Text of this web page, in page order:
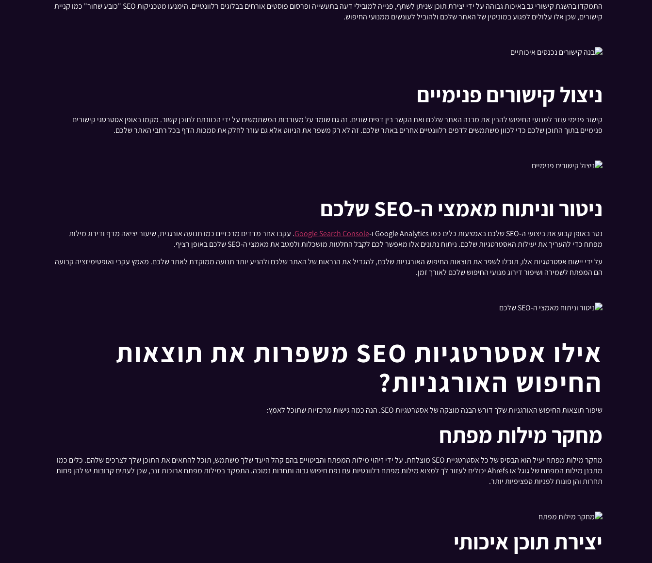
התמקדו בהשגת קישורי גב באיכות גבוהה על ידי יצירת תוכן שניתן לשתף, פנייה למובילי דעה בתעשייה ופרסום פוסטים אורחים בבלוגים רלוונטיים. הימנעו מטכניקות SEO "כובע שחור" כמו קניית
קישורים, שכן אלו עלולים לפגוע במוניטין של האתר שלכם ולהוביל לעונשים ממנועי החיפוש.
ניצול קישורים פנימיים
קישור פנימי עוזר למנועי החיפוש להבין את מבנה האתר שלכם ואת הקשר בין דפים שונים. זה גם שומר על מעורבות המשתמשים על ידי הכוונתם לתוכן קשור. מקמו באופן אסטרטגי קישורים
פנימיים בתוך התוכן שלכם כדי לכוון משתמשים לדפים רלוונטיים אחרים באתר שלכם. זה לא רק משפר את הניווט אלא גם עוזר לחלק את סמכות הדף בכל רחבי האתר שלכם.
ניטור וניתוח מאמצי ה-SEO שלכם
נטר באופן קבוע את ביצועי ה-SEO שלכם באמצעות כלים כמו Google Analytics ו- Google Search Console. עקבו אחר מדדים מרכזיים כמו תנועה אורגנית, שיעור יציאה מדף ודירוג מילות
מפתח כדי להעריך את יעילות האסטרטגיות שלכם. ניתוח נתונים אלו מאפשר לכם לקבל החלטות מושכלות ולמטב את מאמצי ה-SEO שלכם באופן רציף.
על ידי יישום אסטרטגיות אלו, תוכלו לשפר את תוצאות החיפוש האורגניות שלכם, להגדיל את הנראות של האתר שלכם ולהניע יותר תנועה ממוקדת לאתר שלכם. מאמץ עקבי ואופטימיזציה קבועה
הם המפתח לשמירה ושיפור דירוג מנועי החיפוש שלכם לאורך זמן.
אילו אסטרטגיות SEO משפרות את תוצאות
החיפוש האורגניות?
שיפור תוצאות החיפוש האורגניות שלך דורש הבנה מוצקה של אסטרטגיות SEO. הנה כמה גישות מרכזיות שתוכל לאמץ:
מחקר מילות מפתח
מחקר מילות מפתח יעיל הוא הבסיס של כל אסטרטגיית SEO מוצלחת. על ידי זיהוי מילות המפתח והביטויים בהם קהל היעד שלך משתמש, תוכל להתאים את התוכן שלך לצרכים שלהם. כלים כמו
מתכנן מילות המפתח של גוגל או Ahrefs יכולים לעזור לך למצוא מילות מפתח רלוונטיות עם נפח חיפוש גבוה ותחרות נמוכה. התמקד במילות מפתח ארוכות זנב, שכן לעתים קרובות יש להן פחות
תחרות והן פונות לפניות ספציפיות יותר.
יצירת תוכן איכותי